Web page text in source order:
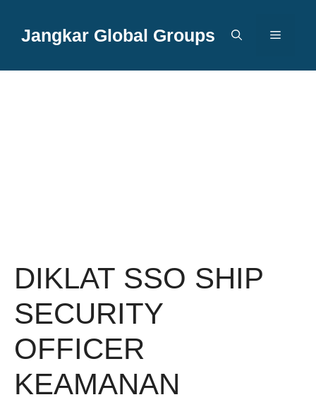
Jangkar Global Groups Menu
DIKLAT SSO SHIP
SECURITY
OFFICER
KEAMANAN